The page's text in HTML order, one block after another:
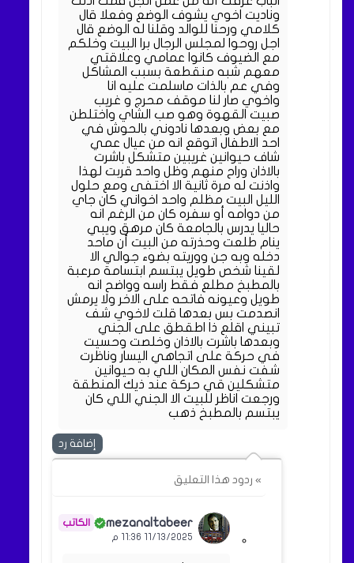
وناديت اخوي يشوف الوضع وفعلا قال
كلامي ورحنا للوالد وقلنا له الوضع قال
اجل روحوا لمجلس الرجال برا البيت وخلكم
مع الضيوف كانوا عمامي وعلاقتي
معهم شبه منقطعة بسبب المشاكل
وفي عم بالذات ماسلمت عليه انا
واخوي صار لنا موقف محرج و غريب
صبيت القهوة وهو صب الشاي واختلطن
مع بعض وبعدها نادوني بالحوش في
احد الاطفال اتوقع انه من عيال عمي
شاف حيوانين غريبين متشكل باشرت
بالاذان وراح منهم وظل واحد قربت لهذا
واذنت له مرة ثانية الا اختفى ومع حلول
الليل البيت مظلم واحد اخواني كان جاي
من دوامه أو سفره كان من الرغم انه
حاليا يدرس بالجامعة كان مرهق ويبي
ينام طلعت وحذرته من البيت أن ماحد
دخله وبه جن ووريته بضوء جوالي الا
لقينا شخص طويل يبتسم ابتسامة مرعبة
بالمطبخ مطلع فقط راسه وواضح انه
طويل وعيونه فاتحه على الاخر ولا يرمش
انصدمت بس بعدها قلت لاخوي شف
تبيني اقلع ذا اطقطق على الجني
وبعدها باشرت بالاذان وخلصت وحسيت
في حركة على اتجاهي اليسار وناظرت
شفت نفس المكان اللي به حيوانين
متشكلين قي حركة عند ذيك المنطقة
ورجعت اناظر للبيت الا الجني اللي كان
يبتسم بالمطبخ ذهب
إضافة رد
» ردود هذا التعليق
mezanaltabeer
11/13/2025 11:36 م